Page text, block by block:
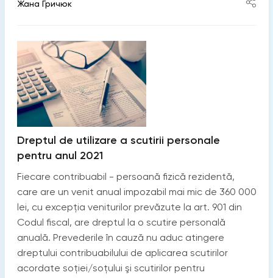
Жана Гричюк
Dreptul de utilizare a scutirii personale
pentru anul 2021
Fiecare contribuabil - persoană fizică rezidentă,
care are un venit anual impozabil mai mic de 360 000
lei, cu excepţia veniturilor prevăzute la art. 901 din
Codul fiscal, are dreptul la o scutire personală
anuală. Prevederile în cauză nu aduc atingere
dreptului contribuabilului de aplicarea scutirilor
acordate soției/soțului şi scutirilor pentru